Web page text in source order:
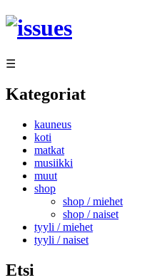
Siirry
sisältöön
☰
Kategoriat
kauneus
koti
matkat
musiikki
muut
shop
shop / miehet
shop / naiset
tyyli / miehet
tyyli / naiset
Etsi